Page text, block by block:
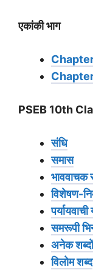
एकांकी भाग
Chapter
PSEB 10th
संधि
समास
भाववाचक
विशेषण-
समरूपी
अनेक
विलोम शब्द